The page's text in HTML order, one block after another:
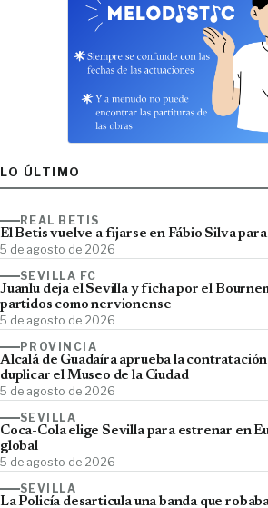
LO ÚLTIMO
REAL BETIS
El Betis vuelve a fijarse en Fábio Silva
5 de agosto de 2026
SEVILLA FC
Juanlu deja el Sevilla y ficha por el
partidos como nervionense
5 de agosto de 2026
PROVINCIA
Alcalá de Guadaíra aprueba la
duplicar el Museo de la Ciudad
5 de agosto de 2026
SEVILLA
Coca-Cola elige Sevilla para estrenar en
global
5 de agosto de 2026
SEVILLA
La Policía desarticula una banda que